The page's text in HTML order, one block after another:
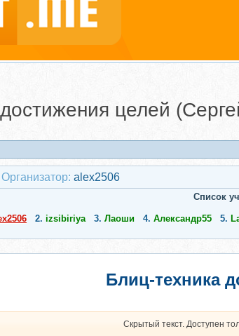
целей
Организатор: alex2506
Список
2. izsibiriya 3. Лаоши 4. Александр55 5.
Блиц-техника
Скрытый текст. Доступен